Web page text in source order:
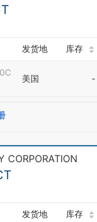
发货地 库存
美国 -
CORPORATION
发货地 库存